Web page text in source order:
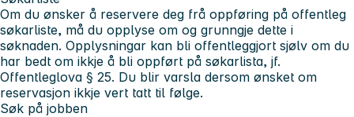
Om du ønsker å reservere deg frå oppføring på offentleg
søkarliste, må du opplyse om og grunngje dette i
søknaden. Opplysningar kan bli offentleggjort sjølv om du
har bedt om ikkje å bli oppført på søkarlista, jf.
Offentleglova § 25. Du blir varsla dersom ønsket om
reservasjon ikkje vert tatt til følge.
Søk på jobben